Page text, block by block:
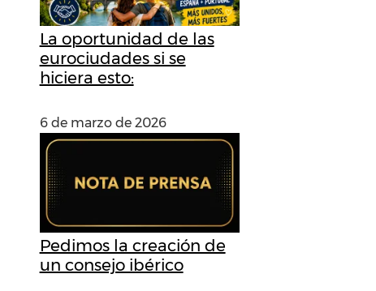
La oportunidad de las
eurociudades si se
hiciera esto:
6 de marzo de 2026
Pedimos la creación de
un consejo ibérico